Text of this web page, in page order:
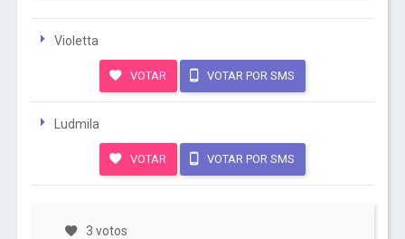
Violetta
VOTAR VOTAR POR SMS
Ludmila
VOTAR VOTAR POR SMS
3 votos